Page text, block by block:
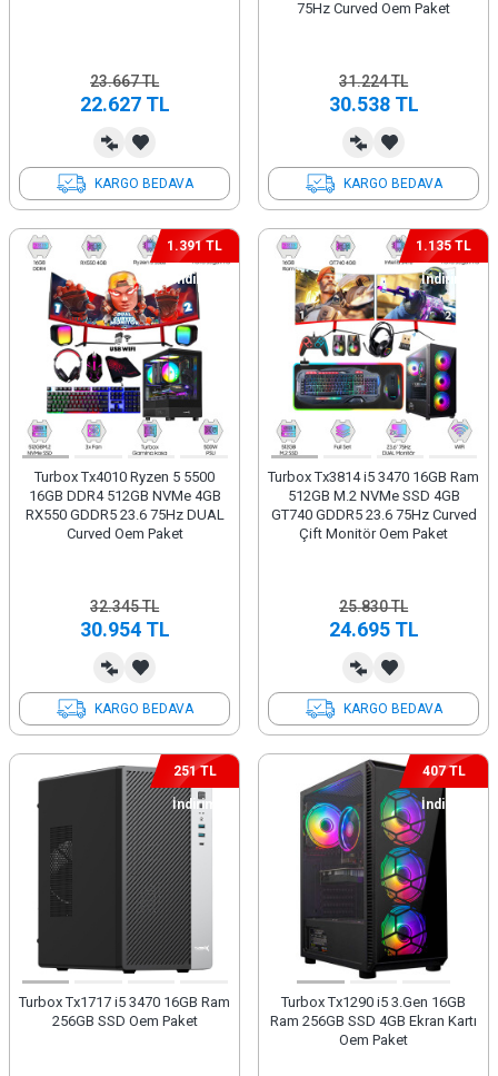
23.667TL
22.627TL
KARGO BEDAVA
75Hz Curved Oem Paket
31.224TL
30.538TL
KARGO BEDAVA
1.391 TL
İndirim
Turbox Tx4010 Ryzen 5 5500
16GB DDR4 512GB NVMe 4GB
RX550 GDDR5 23.6 75Hz DUAL
Curved Oem Paket
32.345TL
30.954TL
KARGO BEDAVA
1.135 TL
İndirim
Turbox Tx3814 i5 3470 16GB Ram
512GB M.2 NVMe SSD 4GB
GT740 GDDR5 23.6 75Hz Curved
Çift Monitör Oem Paket
25.830TL
24.695TL
KARGO BEDAVA
251 TL
İndirim
Turbox Tx1717 i5 3470 16GB Ram
256GB SSD Oem Paket
407 TL
İndirim
Turbox Tx1290 i5 3.Gen 16GB
Ram 256GB SSD 4GB Ekran Kartı
Oem Paket